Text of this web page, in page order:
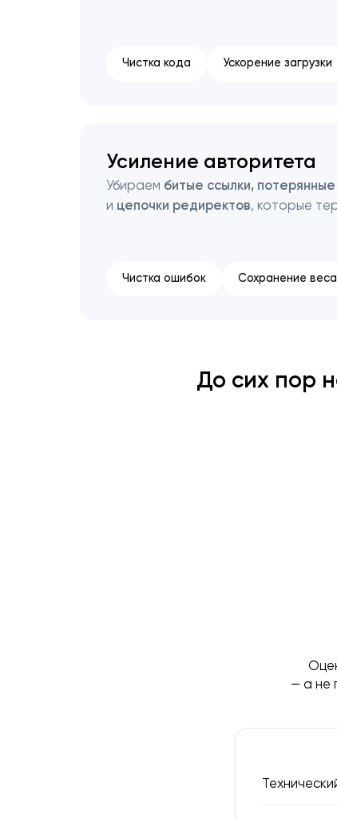
Чистка кода Ускорение загрузки
Усиление авторитета
Убираем битые ссылки,
и цепочки редиректов, которые
Чистка ошибок Сохранение веса
До сих пор
— а не